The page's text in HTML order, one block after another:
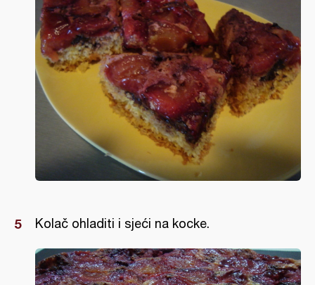
Kolač ohladiti i sjeći na kocke.